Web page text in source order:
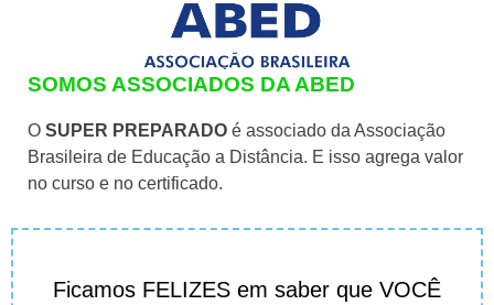
SOMOS ASSOCIADOS DA ABED
O SUPER PREPARADO é associado da Associação
Brasileira de Educação a Distância. E isso agrega valor
no curso e no certificado.
Ficamos FELIZES em saber que VOCÊ